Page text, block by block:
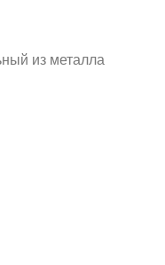
из металла